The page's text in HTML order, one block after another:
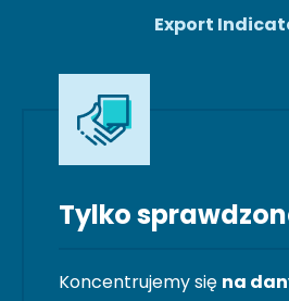
Export
Tylko
Koncentrujemy się na